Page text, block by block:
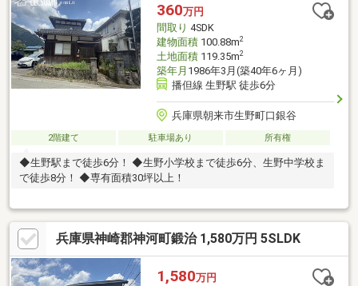
360万円
間取り 4SDK
建物面積100.88m2
土地面積119.35m2
築年月 1986年3月(築40年6ヶ月)
播但線 生野駅 徒歩6分
兵庫県朝来市生野町口銀谷
2階建て 駐車場あり 所有権
◆生野駅まで徒歩6分！ ◆生野小学校まで徒歩6分、生野中学校ま
で徒歩8分！ ◆専有面積30坪以上！
兵庫県神崎郡神河町鍛治 1,580万円 5SLDK
1,580万円